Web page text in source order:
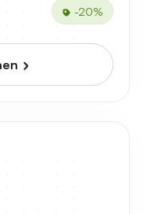
-20%